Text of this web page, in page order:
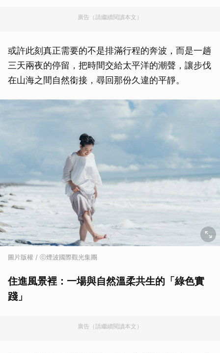
廣告（請繼續閱讀本文）
或許此刻真正需要的不是排滿行程的奔波，而是一趟
三天兩夜的停留，把時間交給太平洋的潮聲，讓步伐
在山海之間自然銜接，尋回那份久違的平靜。
圖片版權 / ⓒ煙波國際觀光集團
住進風景裡：一場與自然溫柔共生的「綠色實
踐」
廣告（請繼續閱讀本文）